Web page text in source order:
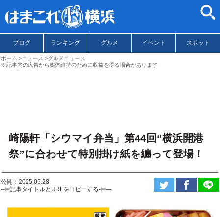
ブログ ランキング グルメ イベント スポット
ホーム ニュース
グルメニュース
※記事内の広告から媒体維持のために収益を得る場合があります
崎陽軒「シウマイ弁当」第44回“横浜開港
祭”に合わせて特別掛け紙を纏って登場！
公開：2025.05.28
--✄記事タイトルとURLをコピーする-✄—